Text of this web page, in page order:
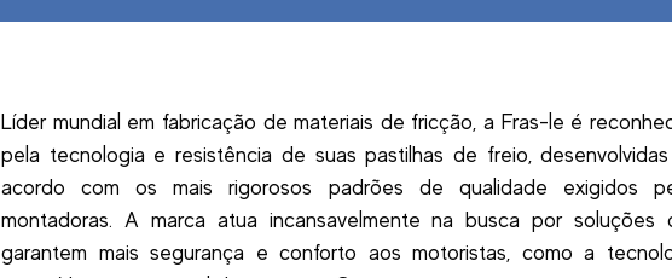
Líder mundial em fabricação de materiais de fricção, a Fras-le é
pela tecnologia e resistência de suas pastilhas de freio,
acordo com os mais rigorosos padrões de qualidade exigidos
montadoras. A marca atua incansavelmente na busca por soluções
garantem mais segurança e conforto aos motoristas, como a